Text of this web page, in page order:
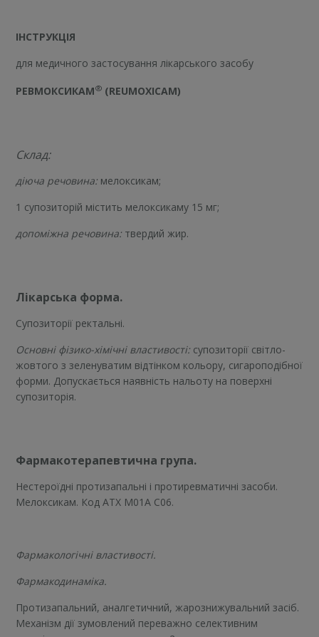
ІНСТРУКЦІЯ
для медичного застосування лікарського засобу
РЕВМОКСИКАМ® (REUMOXICAM)
Склад:
діюча речовина: мелоксикам;
1 супозиторій містить мелоксикаму 15 мг;
допоміжна речовина: твердий жир.
Лікарська форма.
Супозиторії ректальні.
Основні фізико-хімічні властивості: супозиторії світло-
жовтого з зеленуватим відтінком кольору, сигароподібної
форми. Допускається наявність нальоту на поверхні
супозиторія.
Фармакотерапевтична група.
Нестероїдні протизапальні і протиревматичні засоби.
Мелоксикам. Код АТХ M01A C06.
Фармакологічні властивості.
Фармакодинаміка.
Протизапальний, аналгетичний, жарознижувальний засіб.
Механізм дії зумовлений переважно селективним